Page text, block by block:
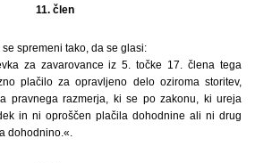
11. člen
spremeni tako, da se glasi:
za zavarovance iz 5. točke 17. člena tega
plačilo za opravljeno delo oziroma storitev,
pravnega razmerja, ki se po zakonu, ki ureja
in ni oproščen plačila dohodnine ali ni drug
dohodnino.«.